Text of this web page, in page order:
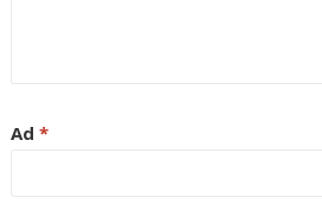
Ad *